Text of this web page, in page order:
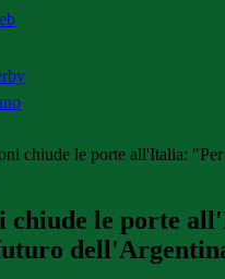
chiude le porte all'Italia:
chiude le porte